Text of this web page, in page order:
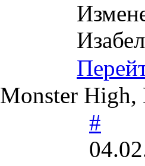
Monster High,
#